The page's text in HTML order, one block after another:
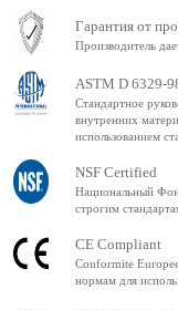
Гарантия от
Производитель
ASTM D 6329-
Стандартное
внутренних
использованием
NSF Certified
Национальный
строгим
CE Compliant
Conformite
нормам для